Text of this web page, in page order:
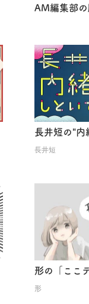
AM編集部
長井短の"内
長井短
形の「ここ
形